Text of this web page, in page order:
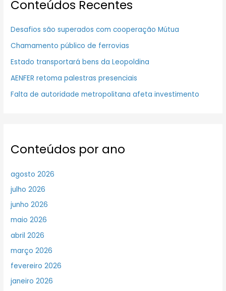
Conteúdos Recentes
Desafios são superados com cooperação Mútua
Chamamento público de ferrovias
Estado transportará bens da Leopoldina
AENFER retoma palestras presenciais
Falta de autoridade metropolitana afeta investimento
Conteúdos por ano
agosto 2026
julho 2026
junho 2026
maio 2026
abril 2026
março 2026
fevereiro 2026
janeiro 2026